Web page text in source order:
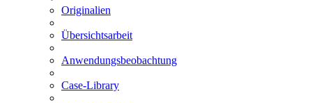
Originalien
Übersichtsarbeit
Anwendungsbeobachtung
Case-Library